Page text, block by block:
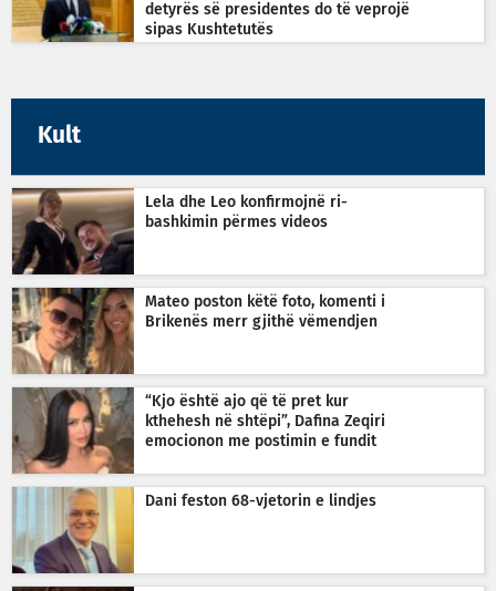
detyrës së presidentes do të veprojë
sipas Kushtetutës
Kult
Lela dhe Leo konfirmojnë ri-
bashkimin përmes videos
Mateo poston këtë foto, komenti i
Brikenës merr gjithë vëmendjen
“Kjo është ajo që të pret kur
kthehesh në shtëpi”, Dafina Zeqiri
emocionon me postimin e fundit
Dani feston 68-vjetorin e lindjes